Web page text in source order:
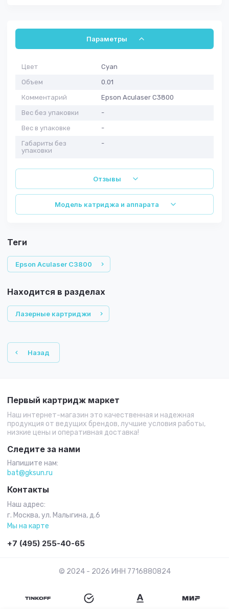
Параметры
Цвет
Cyan
Объем
0.01
Комментарий
Epson Aculaser C3800
Вес без упаковки
-
Вес в упаковке
-
Габариты без
упаковки
-
Отзывы
Модель катриджа и аппарата
теги
Epson Aculaser C3800
Находится в разделах
Лазерные картриджи
Назад
Первый картридж маркет
Наш интернет-магазин это качественная и надежная
продукция от ведущих брендов, лучшие условия работы,
низкие цены и оперативная доставка!
Следите за нами
Напишите нам:
bat@gksun.ru
Контакты
Наш адрес:
г. Москва, ул. Малыгина, д.6
Мы на карте
+7 (495) 255-40-65
© 2024 - 2026 ИНН 7716880824